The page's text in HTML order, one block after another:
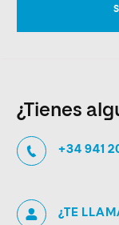
¿Tienes
+34 941
¿TE